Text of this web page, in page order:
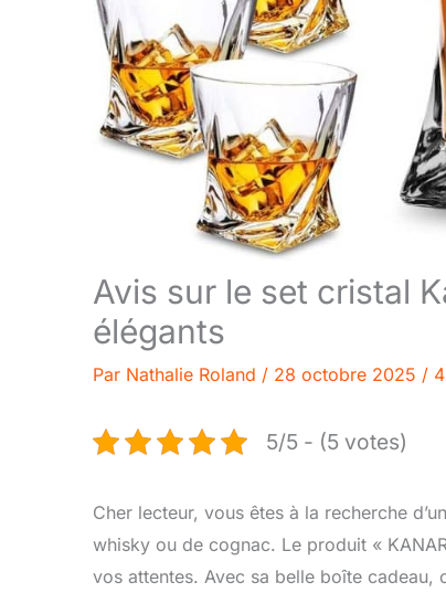
Avis sur le set cristal
élégants
Par Nathalie Roland / 28 octobre 2025 /
5/5 - (5 votes)
Cher lecteur, vous êtes à la recherche
whisky ou de cognac. Le produit «
vos attentes. Avec sa belle boîte